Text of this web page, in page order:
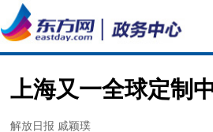
上海又一全球定制
解放日报 戚颖璞